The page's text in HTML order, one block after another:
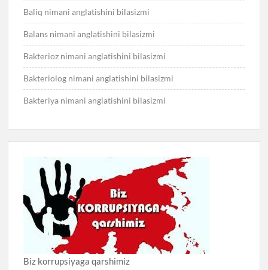
Baliq nimani anglatishini bilasizmi
Balans nimani anglatishini bilasizmi
Bakterioz nimani anglatishini bilasizmi
Bakteriolog nimani anglatishini bilasizmi
Bakteriya nimani anglatishini bilasizmi
Biz korrupsiyaga qarshimiz